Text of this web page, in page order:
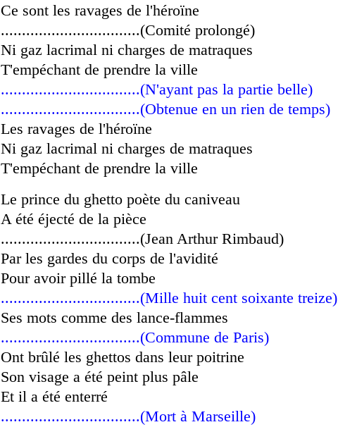
Ce sont les ravages de l'héroïne
.................................(Comité prolongé)
Ni gaz lacrimal ni charges de matraques
T'empéchant de prendre la ville
.................................(N'ayant pas la partie belle)
.................................(Obtenue en un rien de temps)
Les ravages de l'héroïne
Ni gaz lacrimal ni charges de matraques
T'empéchant de prendre la ville
Le prince du ghetto poète du caniveau
A été éjecté de la pièce
.................................(Jean Arthur Rimbaud)
Par les gardes du corps de l'avidité
Pour avoir pillé la tombe
.................................(Mille huit cent soixante treize)
Ses mots comme des lance-flammes
.................................(Commune de Paris)
Ont brûlé les ghettos dans leur poitrine
Son visage a été peint plus pâle
Et il a été enterré
.................................(Mort à Marseille)